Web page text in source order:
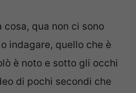
cosa, qua non ci sono
indagare, quello che è
è noto e sotto gli occhi
di pochi secondi che